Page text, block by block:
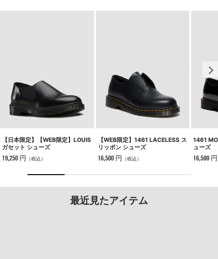
【日本限定】【WEB限定】LOUIS
ガセット シューズ
19,250 円 （税込）
【WEB限定】1461 LACELESS ス
リッポン シューズ
16,500 円 （税込）
1461
ューズ
16,500 円
最近見たアイテム